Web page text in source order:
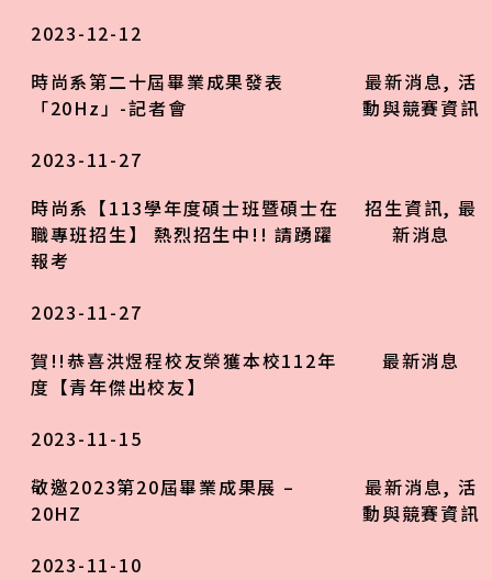
2023-12-12
時尚系第二十屆畢業成果發表
「20Hz」-記者會
最新消息, 活
動與競賽資訊
2023-11-27
時尚系【113學年度碩士班暨碩士在
職專班招生】 熱烈招生中!! 請踴躍
報考
招生資訊, 最
新消息
2023-11-27
賀!!恭喜洪煜程校友榮獲本校112年
度【青年傑出校友】
最新消息
2023-11-15
敬邀2023第20屆畢業成果展 –
20HZ
最新消息, 活
動與競賽資訊
2023-11-10